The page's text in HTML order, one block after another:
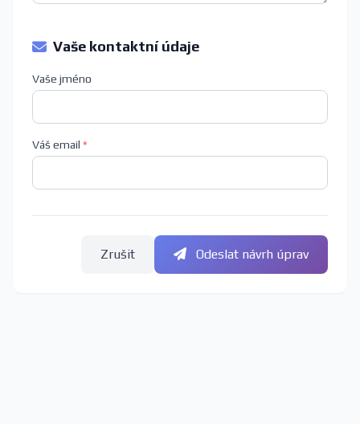
Vaše kontaktní údaje
Vaše jméno
Váš email *
Zrušit Odeslat návrh úprav